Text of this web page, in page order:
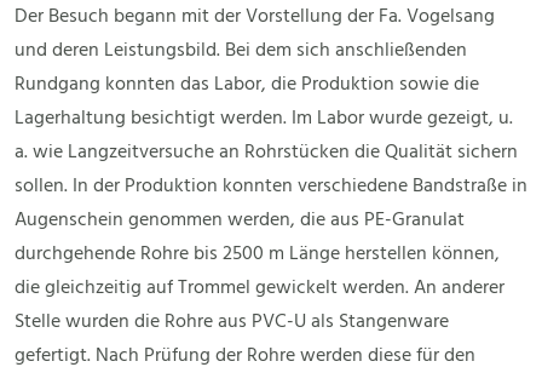
Der Besuch begann mit der Vorstellung der Fa. Vogelsang
und deren Leistungsbild. Bei dem sich anschließenden
Rundgang konnten das Labor, die Produktion sowie die
Lagerhaltung besichtigt werden. Im Labor wurde gezeigt, u.
a. wie Langzeitversuche an Rohrstücken die Qualität sichern
sollen. In der Produktion konnten verschiedene Bandstraße in
Augenschein genommen werden, die aus PE-Granulat
durchgehende Rohre bis 2500 m Länge herstellen können,
die gleichzeitig auf Trommel gewickelt werden. An anderer
Stelle wurden die Rohre aus PVC-U als Stangenware
gefertigt. Nach Prüfung der Rohre werden diese für den